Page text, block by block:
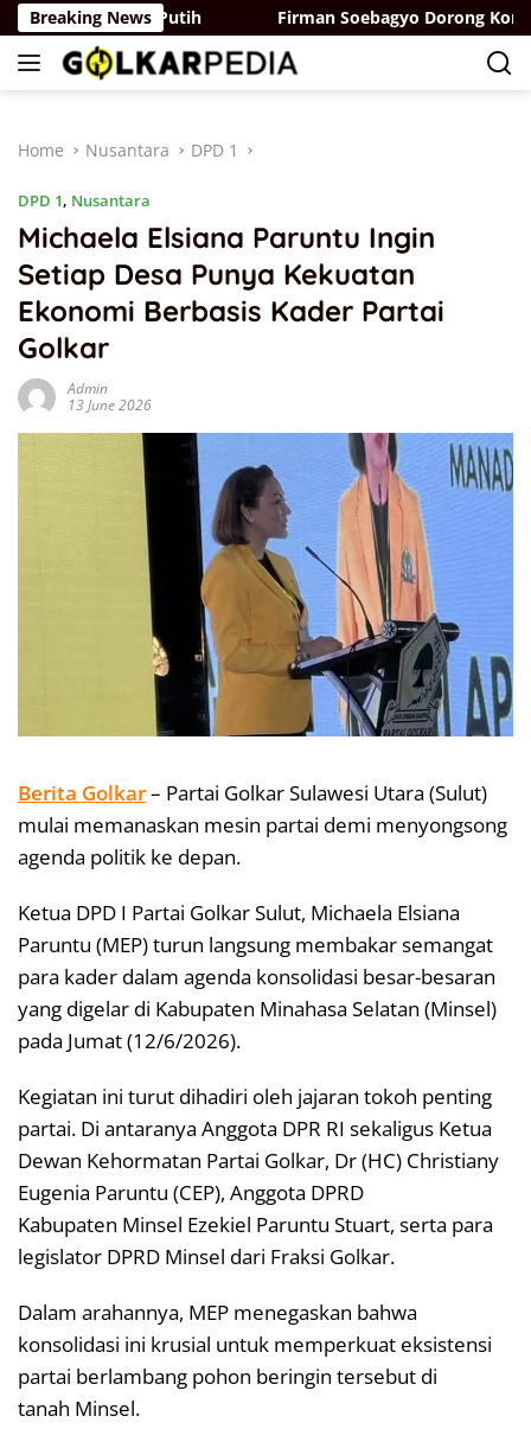
Skip
to
content
Breaking News
Merah Putih Firman Soebagyo Dorong
Home Nusantara DPD 1
DPD 1, Nusantara
Michaela Elsiana Paruntu Ingin
Setiap Desa Punya Kekuatan
Ekonomi Berbasis Kader Partai
Golkar
Admin
13 June 2026
Berita Golkar– Partai Golkar Sulawesi Utara (Sulut)
mulai memanaskan mesin partai demi menyongsong
agenda politik ke depan.
Ketua DPD I Partai Golkar Sulut, Michaela Elsiana
Paruntu (MEP) turun langsung membakar semangat
para kader dalam agenda konsolidasi besar-besaran
yang digelar di Kabupaten Minahasa Selatan (Minsel)
pada Jumat (12/6/2026).
Kegiatan ini turut dihadiri oleh jajaran tokoh penting
partai. Di antaranya Anggota DPR RI sekaligus Ketua
Dewan Kehormatan Partai Golkar, Dr (HC) Christiany
Eugenia Paruntu (CEP), Anggota DPRD
Kabupaten Minsel Ezekiel Paruntu Stuart, serta para
legislator DPRD Minsel dari Fraksi Golkar.
Dalam arahannya, MEP menegaskan bahwa
konsolidasi ini krusial untuk memperkuat eksistensi
partai berlambang pohon beringin tersebut di
tanah Minsel.